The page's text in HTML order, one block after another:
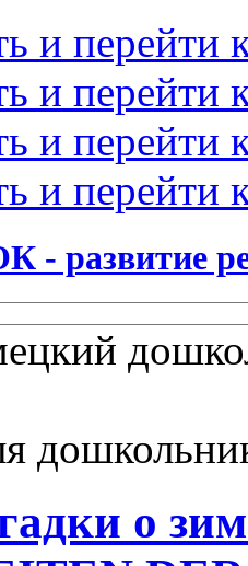
и перейти
и перейти
и перейти
и перейти
о